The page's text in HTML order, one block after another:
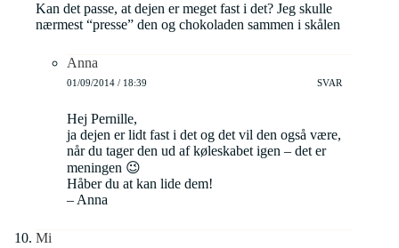
Kan det passe, at dejen er meget fast i det? Jeg skulle
nærmest “presse” den og chokoladen sammen i skålen
Anna
01/09/2014 / 18:39 SVAR
Hej Pernille,
ja dejen er lidt fast i det og det vil den også være,
når du tager den ud af køleskabet igen – det er
meningen 😉
Håber du at kan lide dem!
– Anna
Mi